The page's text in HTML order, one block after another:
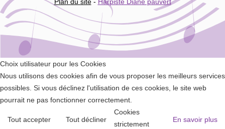
Plan du site- Harpiste Diane pauvert
Choix utilisateur pour les Cookies
Nous utilisons des cookies afin de vous proposer les meilleurs services
possibles. Si vous déclinez l'utilisation de ces cookies, le site web
pourrait ne pas fonctionner correctement.
Tout accepter Tout décliner En savoir plus
Cookies
strictement